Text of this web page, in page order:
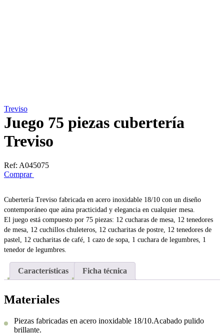
Treviso
Juego 75 piezas cubertería
Treviso
Ref: A045075
Comprar
Cubertería Treviso fabricada en acero inoxidable 18/10 con un diseño
contemporáneo que aúna practicidad y elegancia en cualquier mesa.
El juego está compuesto por 75 piezas: 12 cucharas de mesa, 12 tenedores
de mesa, 12 cuchillos chuleteros, 12 cucharitas de postre, 12 tenedores de
pastel, 12 cucharitas de café, 1 cazo de sopa, 1 cuchara de legumbres, 1
tenedor de legumbres.
Características Ficha técnica
Materiales
Piezas fabricadas en acero inoxidable 18/10.Acabado pulido
brillante.